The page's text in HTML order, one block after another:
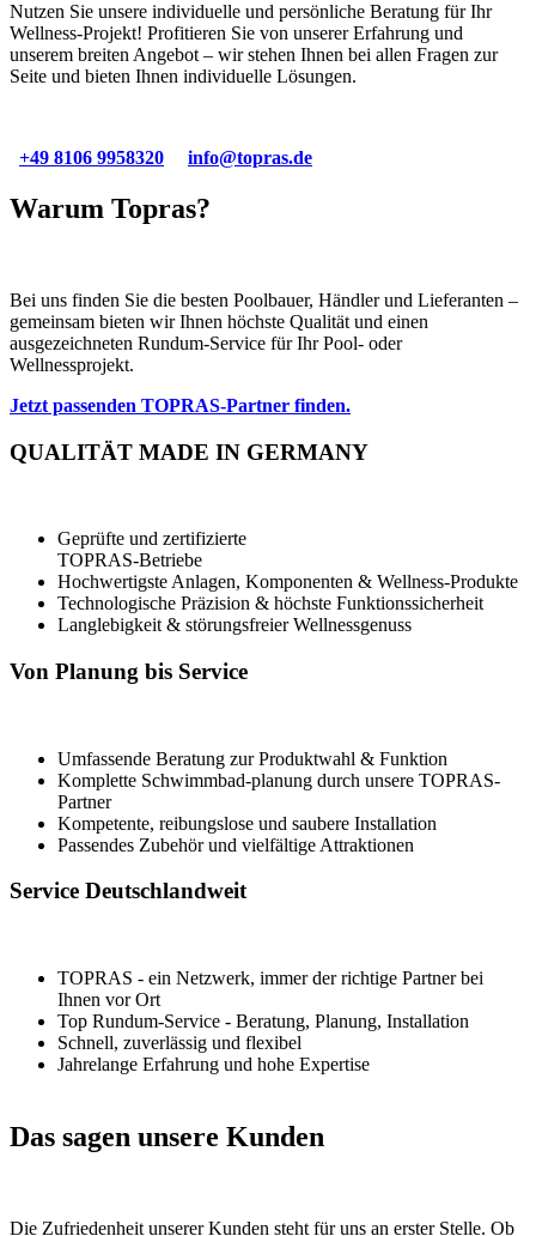
Nutzen Sie unsere individuelle und persönliche Beratung für Ihr
Wellness-Projekt! Profitieren Sie von unserer Erfahrung und
unserem breiten Angebot – wir stehen Ihnen bei allen Fragen zur
Seite und bieten Ihnen individuelle Lösungen.
+49 8106 9958320 info@topras.de
Warum Topras?
Bei uns finden Sie die besten Poolbauer, Händler und Lieferanten –
gemeinsam bieten wir Ihnen höchste Qualität und einen
ausgezeichneten Rundum-Service für Ihr Pool- oder
Wellnessprojekt.
Jetzt passenden TOPRAS-Partner finden.
QUALITÄT MADE IN GERMANY
Geprüfte und zertifizierte
TOPRAS-Betriebe
Hochwertigste Anlagen, Komponenten & Wellness-Produkte
Technologische Präzision & höchste Funktionssicherheit
Langlebigkeit & störungsfreier Wellnessgenuss
Von Planung bis Service
Umfassende Beratung zur Produktwahl & Funktion
Komplette Schwimmbad-planung durch unsere TOPRAS-
Partner
Kompetente, reibungslose und saubere Installation
Passendes Zubehör und vielfältige Attraktionen
Service Deutsch­land­weit
TOPRAS - ein Netzwerk, immer der richtige Partner bei
Ihnen vor Ort
Top Rundum-Service - Beratung, Planung, Installation
Schnell, zuverlässig und flexibel
Jahrelange Erfahrung und hohe Expertise
Das sagen unsere Kunden
Die Zufriedenheit unserer Kunden steht für uns an erster Stelle. Ob